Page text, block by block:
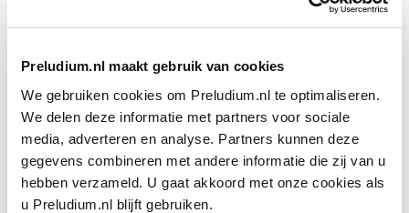
Preludium.nl maakt gebruik van cookies
We gebruiken cookies om Preludium.nl te optimaliseren.
We delen deze informatie met partners voor sociale
media, adverteren en analyse. Partners kunnen deze
gegevens combineren met andere informatie die zij van u
hebben verzameld. U gaat akkoord met onze cookies als
u Preludium.nl blijft gebruiken.